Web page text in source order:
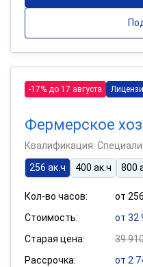
-17% до 17 августа
Фермерское
Квалификация:
256 ак.ч
400 ак.ч 800
Кол-во часов:
от
Стоимость:
от 32
Старая цена:
39
Рассрочка:
от 2